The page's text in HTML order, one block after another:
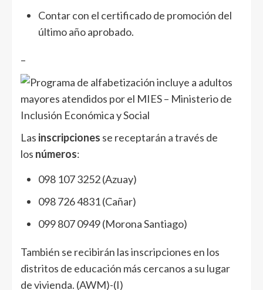
Contar con el certificado de promoción del
último año aprobado.
–
Las inscripciones se receptarán a través de
los números:
098 107 3252 (Azuay)
098 726 4831 (Cañar)
099 807 0949 (Morona Santiago)
También se recibirán las inscripciones en los
distritos de educación más cercanos a su lugar
de vivienda. (AWM)-(I)